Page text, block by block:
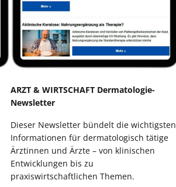
ARZT & WIRTSCHAFT Dermatologie-
Newsletter
Dieser Newsletter bündelt die wichtigsten
Informationen für dermatologisch tätige
Ärztinnen und Ärzte – von klinischen
Entwicklungen bis zu
praxiswirtschaftlichen Themen.